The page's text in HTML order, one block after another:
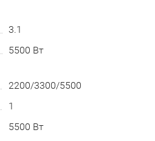
3.1
5500 Вт
2200/3300/5500
1
5500 Вт